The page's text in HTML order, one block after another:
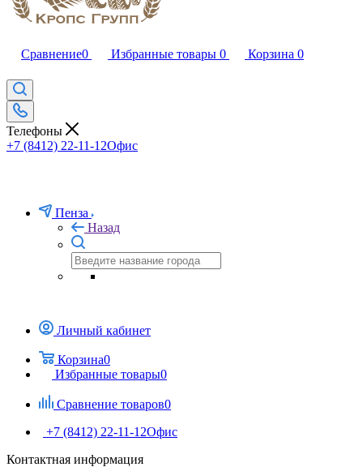
Сравнение0 Избранные товары 0 Корзина 0
Телефоны
+7 (8412) 22-11-12Офис
Пенза
Назад
Личный кабинет
Корзина0
Избранные товары0
Сравнение товаров0
+7 (8412) 22-11-12Офис
Контактная информация